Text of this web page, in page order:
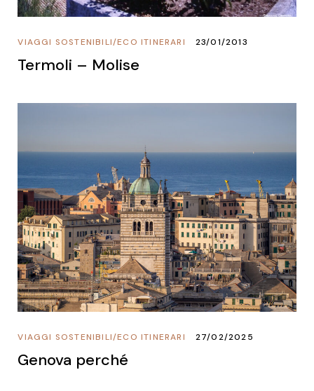
ECO ITINERARI
/
VIAGGI SOSTENIBILI 23/01/2013
Termoli – Molise
ECO ITINERARI
/
VIAGGI SOSTENIBILI 27/02/2025
Genova perché